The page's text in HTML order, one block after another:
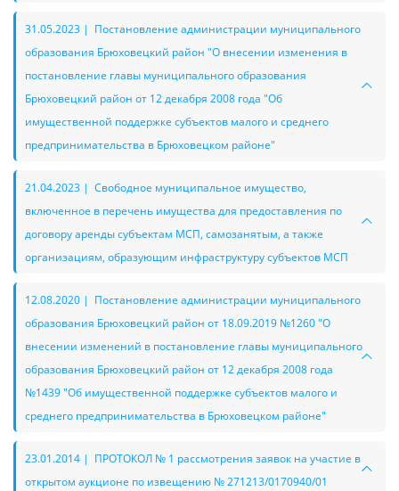
31.05.2023 | Постановление администрации муниципального
образования Брюховецкий район "О внесении изменения в
постановление главы муниципального образования
Брюховецкий район от 12 декабря 2008 года "Об
имущественной поддержке субъектов малого и среднего
предпринимательства в Брюховецком районе"
21.04.2023 | Свободное муниципальное имущество,
включенное в перечень имущества для предоставления по
договору аренды субъектам МСП, самозанятым, а также
организациям, образующим инфраструктуру субъектов МСП
12.08.2020 | Постановление администрации муниципального
образования Брюховецкий район от 18.09.2019 №1260 "О
внесении изменений в постановление главы муниципального
образования Брюховецкий район от 12 декабря 2008 года
№1439 "Об имущественной поддержке субъектов малого и
среднего предпринимательства в Брюховецком районе"
23.01.2014 | ПРОТОКОЛ № 1 рассмотрения заявок на участие в
открытом аукционе по извещению № 271213/0170940/01